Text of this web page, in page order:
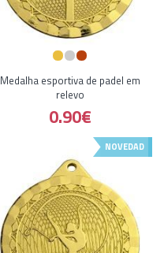
Medalha esportiva de padel em
relevo
0.90€
NOVEDAD